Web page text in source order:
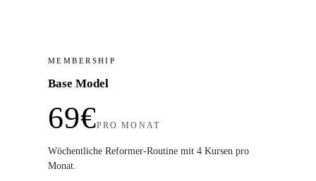
MEMBERSHIP
Base Model
69€PRO MONAT
Wöchentliche Reformer-Routine mit 4 Kursen pro
Monat.